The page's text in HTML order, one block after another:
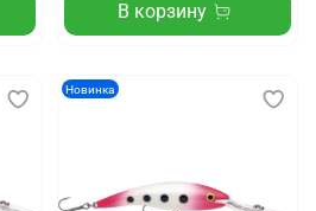
В корзину
Новинка